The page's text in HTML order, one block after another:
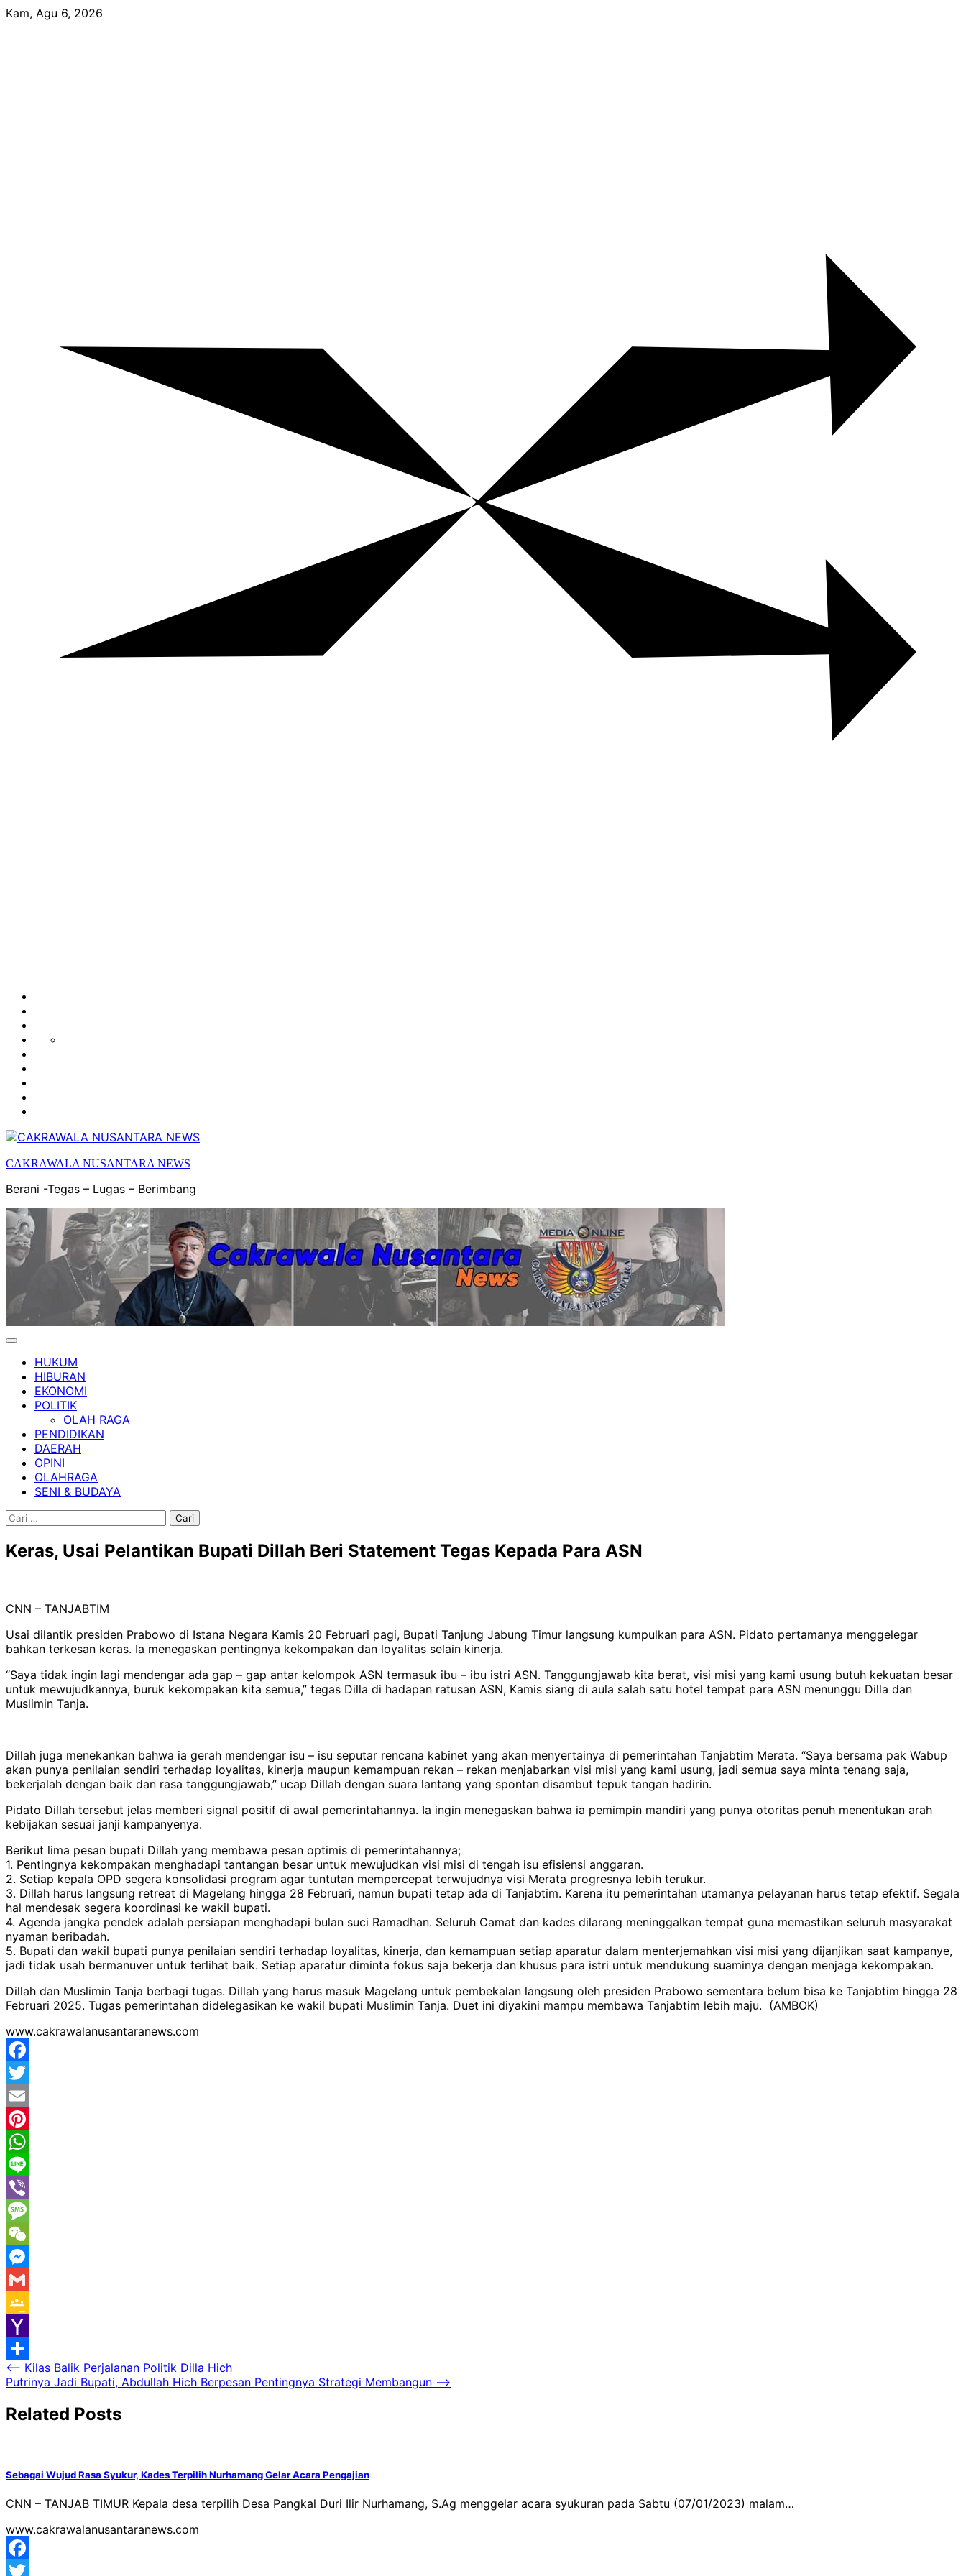
Skip
Kam, Agu 6, 2026
POLITIK
BUDAYA
CAKRAWALA NUSANTARA NEWS
Berani -Tegas – Lugas – Berimbang
HUKUM
HIBURAN
EKONOMI
POLITIK
OLAH RAGA
PENDIDIKAN
DAERAH
OPINI
OLAHRAGA
SENI & BUDAYA
Cari
Keras, Usai Pelantikan Bupati Dillah Beri Statement Tegas Kepada Para ASN
CNN – TANJABTIM
Usai dilantik presiden Prabowo di Istana Negara Kamis 20 Februari pagi, Bupati Tanjung Jabung Timur langsung kumpulkan para ASN. Pidato pertamanya menggelegar
bahkan terkesan keras. Ia menegaskan pentingnya kekompakan dan loyalitas selain kinerja.
“Saya tidak ingin lagi mendengar ada gap – gap antar kelompok ASN termasuk ibu – ibu istri ASN. Tanggungjawab kita berat, visi misi yang kami usung butuh kekuatan besar
untuk mewujudkannya, buruk kekompakan kita semua,” tegas Dilla di hadapan ratusan ASN, Kamis siang di aula salah satu hotel tempat para ASN menunggu Dilla dan
Muslimin Tanja.
Dillah juga menekankan bahwa ia gerah mendengar isu – isu seputar rencana kabinet yang akan menyertainya di pemerintahan Tanjabtim Merata. “Saya bersama pak Wabup
akan punya penilaian sendiri terhadap loyalitas, kinerja maupun kemampuan rekan – rekan menjabarkan visi misi yang kami usung, jadi semua saya minta tenang saja,
bekerjalah dengan baik dan rasa tanggungjawab,” ucap Dillah dengan suara lantang yang spontan disambut tepuk tangan hadirin.
Pidato Dillah tersebut jelas memberi signal positif di awal pemerintahannya. Ia ingin menegaskan bahwa ia pemimpin mandiri yang punya otoritas penuh menentukan arah
kebijakan sesuai janji kampanyenya.
Berikut lima pesan bupati Dillah yang membawa pesan optimis di pemerintahannya;
1. Pentingnya kekompakan menghadapi tantangan besar untuk mewujudkan visi misi di tengah isu efisiensi anggaran.
2. Setiap kepala OPD segera konsolidasi program agar tuntutan mempercepat terwujudnya visi Merata progresnya lebih terukur.
3. Dillah harus langsung retreat di Magelang hingga 28 Februari, namun bupati tetap ada di Tanjabtim. Karena itu pemerintahan utamanya pelayanan harus tetap efektif. Segala
hal mendesak segera koordinasi ke wakil bupati.
4. Agenda jangka pendek adalah persiapan menghadapi bulan suci Ramadhan. Seluruh Camat dan kades dilarang meninggalkan tempat guna memastikan seluruh masyarakat
nyaman beribadah.
5. Bupati dan wakil bupati punya penilaian sendiri terhadap loyalitas, kinerja, dan kemampuan setiap aparatur dalam menterjemahkan visi misi yang dijanjikan saat kampanye,
jadi tidak usah bermanuver untuk terlihat baik. Setiap aparatur diminta fokus saja bekerja dan khusus para istri untuk mendukung suaminya dengan menjaga kekompakan.
Dillah dan Muslimin Tanja berbagi tugas. Dillah yang harus masuk Magelang untuk pembekalan langsung oleh presiden Prabowo sementara belum bisa ke Tanjabtim hingga 28
Februari 2025. Tugas pemerintahan didelegasikan ke wakil bupati Muslimin Tanja. Duet ini diyakini mampu membawa Tanjabtim lebih maju. (AMBOK)
www.cakrawalanusantaranews.com
Facebook
Twitter
Email
Pinterest
WhatsApp
Line
Viber
Message
WeChat
Messenger
Gmail
Google
Classroom
Yahoo
Mail
Share
Navigasi
pos
⟵ Kilas Balik Perjalanan Politik Dilla Hich
Putrinya Jadi Bupati, Abdullah Hich Berpesan Pentingnya Strategi Membangun ⟶
Related Posts
Sebagai Wujud Rasa Syukur, Kades Terpilih Nurhamang Gelar Acara Pengajian
CNN – TANJAB TIMUR Kepala desa terpilih Desa Pangkal Duri Ilir Nurhamang, S.Ag menggelar acara syukuran pada Sabtu (07/01/2023) malam…
www.cakrawalanusantaranews.com
Facebook